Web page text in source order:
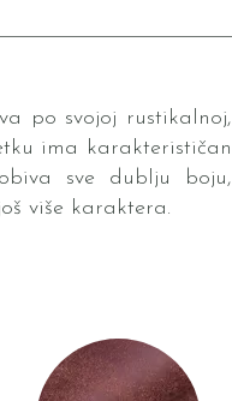
po svojoj rustikalnoj,
ima karakterističan
sve dublju boju,
više karaktera.